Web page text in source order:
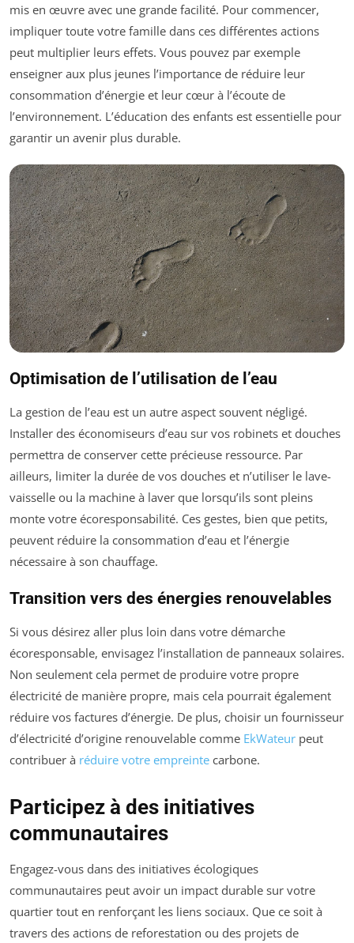
mis en œuvre avec une grande facilité. Pour commencer,
impliquer toute votre famille dans ces différentes actions
peut multiplier leurs effets. Vous pouvez par exemple
enseigner aux plus jeunes l’importance de réduire leur
consommation d’énergie et leur cœur à l’écoute de
l’environnement. L’éducation des enfants est essentielle pour
garantir un avenir plus durable.
Optimisation de l’utilisation de l’eau
La gestion de l’eau est un autre aspect souvent négligé.
Installer des économiseurs d’eau sur vos robinets et douches
permettra de conserver cette précieuse ressource. Par
ailleurs, limiter la durée de vos douches et n’utiliser le lave-
vaisselle ou la machine à laver que lorsqu’ils sont pleins
monte votre écoresponsabilité. Ces gestes, bien que petits,
peuvent réduire la consommation d’eau et l’énergie
nécessaire à son chauffage.
Transition vers des énergies renouvelables
Si vous désirez aller plus loin dans votre démarche
écoresponsable, envisagez l’installation de panneaux solaires.
Non seulement cela permet de produire votre propre
électricité de manière propre, mais cela pourrait également
réduire vos factures d’énergie. De plus, choisir un fournisseur
d’électricité d’origine renouvelable comme EkWateur peut
contribuer à réduire votre empreinte carbone.
Participez à des initiatives
communautaires
Engagez-vous dans des initiatives écologiques
communautaires peut avoir un impact durable sur votre
quartier tout en renforçant les liens sociaux. Que ce soit à
travers des actions de reforestation ou des projets de